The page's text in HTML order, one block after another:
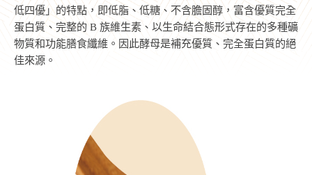
低四優」的特點，即低脂、低糖、不含膽固醇，富含優質完全
蛋白質、完整的 B 族維生素、以生命結合態形式存在的多種礦
物質和功能膳食纖維。因此酵母是補充優質、完全蛋白質的絕
佳來源。